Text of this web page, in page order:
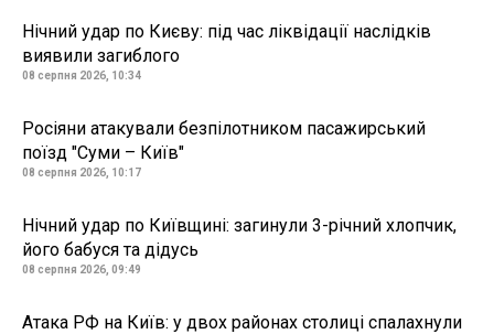
Нічний удар по Києву: під час ліквідації наслідків
виявили загиблого
08 серпня 2026, 10:34
Росіяни атакували безпілотником пасажирський
поїзд "Суми – Київ"
08 серпня 2026, 10:17
Нічний удар по Київщині: загинули 3-річний хлопчик,
його бабуся та дідусь
08 серпня 2026, 09:49
Атака РФ на Київ: у двох районах столиці спалахнули